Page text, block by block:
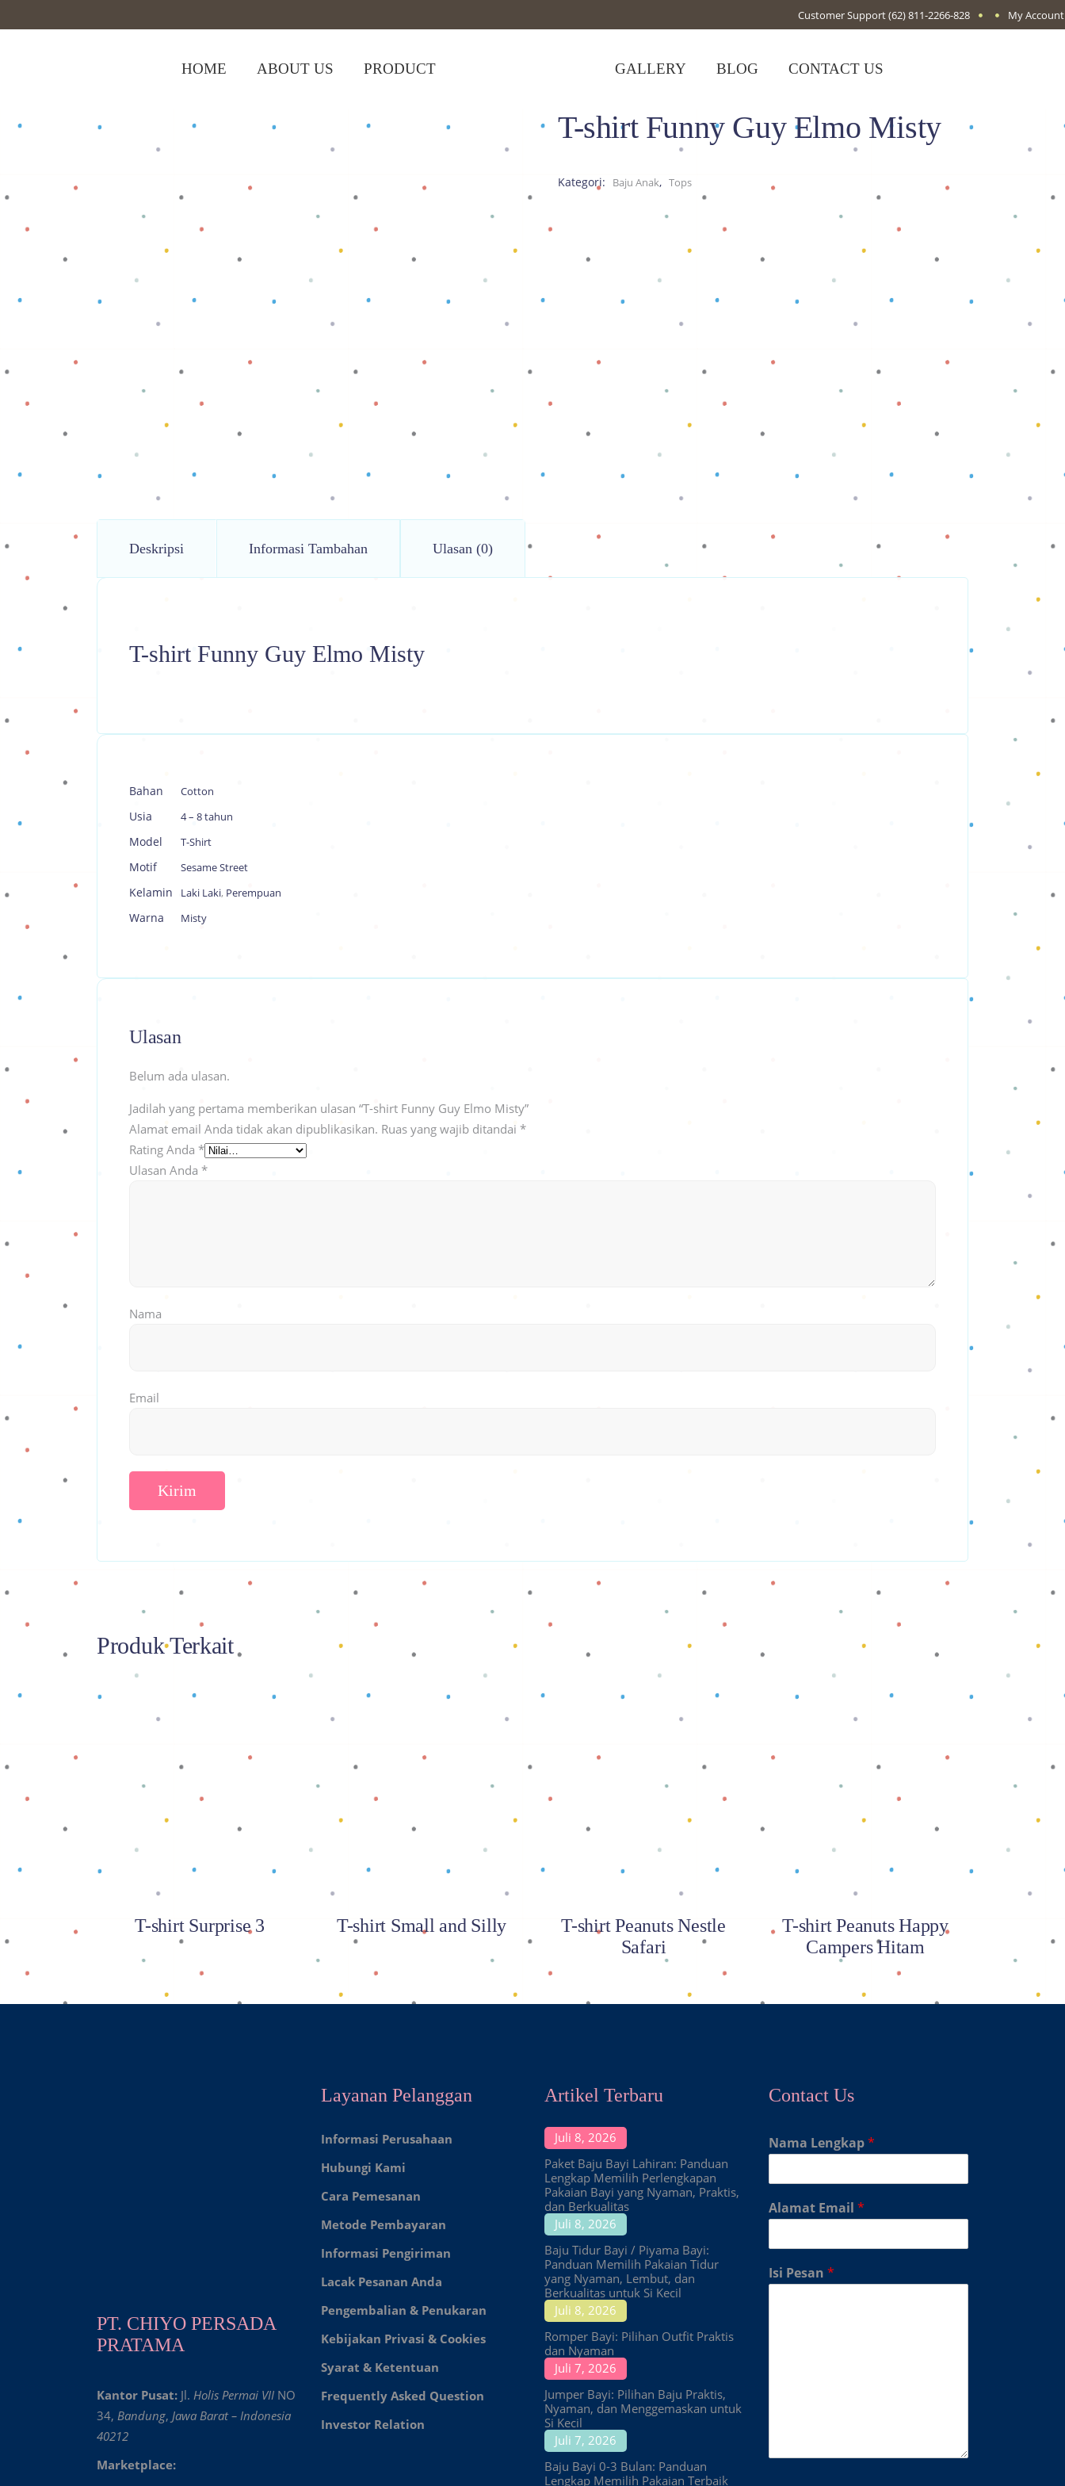
Customer Support(62) 811-2266-828 My Account
HOME ABOUT US PRODUCT GALLERY BLOG CONTACT US
Shop> , T-shirt Funny Guy Elmo Misty T-shirt Funny Guy Elmo Misty
Kategori: Baju Anak, Tops
Deskripsi Informasi Tambahan Ulasan (0)
T-shirt Funny Guy Elmo Misty
Bahan Cotton
Usia 4 – 8 tahun
Model T-Shirt
Motif Sesame Street
Kelamin Laki Laki, Perempuan
Warna Misty
Ulasan
Belum ada ulasan.
Jadilah yang pertama memberikan ulasan “T-shirt Funny Guy Elmo Misty”
Alamat email Anda tidak akan dipublikasikan. Ruas yang wajib ditandai *
Rating Anda *
Ulasan Anda *
Nama
Email
Produk Terkait
Baca selengkapnya
T-shirt Surprise 3
Baca selengkapnya
T-shirt Small and Silly
Baca selengkapnya
T-shirt Peanuts Nestle
Safari
Baca selengkapnya
T-shirt Peanuts Happy
Campers Hitam
PT. CHIYO PERSADA
PRATAMA
Kantor Pusat: Jl. Holis Permai VII NO
34, Bandung, Jawa Barat – Indonesia
40212
Marketplace:
Layanan Pelanggan
Informasi Perusahaan
Hubungi Kami
Cara Pemesanan
Metode Pembayaran
Informasi Pengiriman
Lacak Pesanan Anda
Pengembalian & Penukaran
Kebijakan Privasi & Cookies
Syarat & Ketentuan
Frequently Asked Question
Investor Relation
Artikel Terbaru
Juli 8, 2026
Paket Baju Bayi Lahiran: Panduan
Lengkap Memilih Perlengkapan
Pakaian Bayi yang Nyaman, Praktis,
dan Berkualitas
Juli 8, 2026
Baju Tidur Bayi / Piyama Bayi:
Panduan Memilih Pakaian Tidur
yang Nyaman, Lembut, dan
Berkualitas untuk Si Kecil
Juli 8, 2026
Romper Bayi: Pilihan Outfit Praktis
dan Nyaman
Juli 7, 2026
Jumper Bayi: Pilihan Baju Praktis,
Nyaman, dan Menggemaskan untuk
Si Kecil
Juli 7, 2026
Baju Bayi 0-3 Bulan: Panduan
Lengkap Memilih Pakaian Terbaik
Contact Us
Nama Lengkap*
Alamat Email *
Isi Pesan *